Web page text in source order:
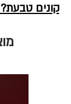
קונים